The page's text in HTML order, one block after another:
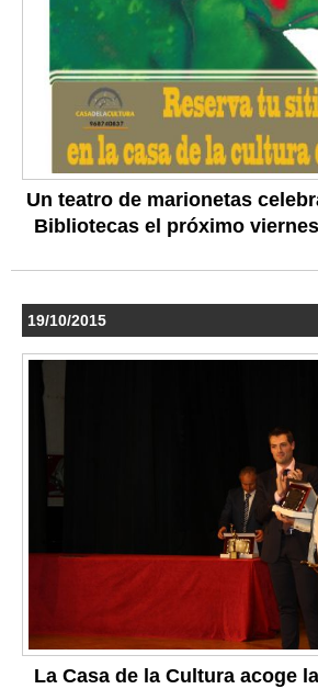
Un teatro de marionetas
Bibliotecas el próximo
19/10/2015
La Casa de la Cultura acoge